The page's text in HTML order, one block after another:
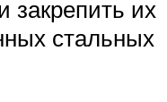
закрепить их
стальных